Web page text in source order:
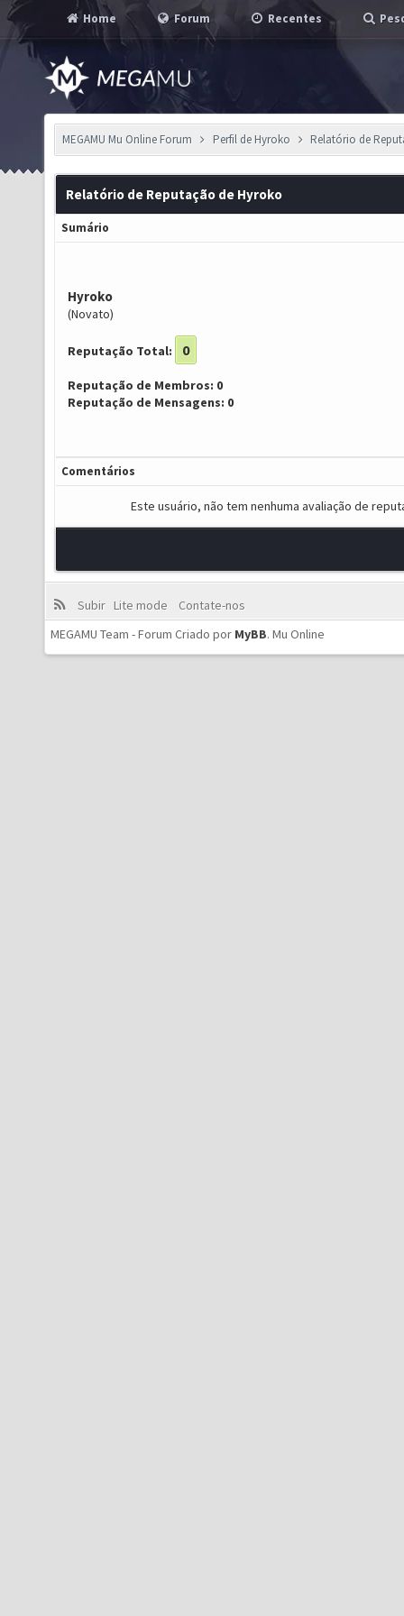
Home Forum Recentes
MEGAMU Mu Online Forum Perfil de Hyroko Relatório de
Relatório de Reputação de Hyroko
Sumário
Hyroko
(Novato)
Reputação Total: 0
Reputação de Membros: 0
Reputação de Mensagens: 0
Comentários
Este usuário, não tem nenhuma avaliação de
Subir Lite mode
Contate-nos
MEGAMU Team - Forum Criado por MyBB. Mu Online